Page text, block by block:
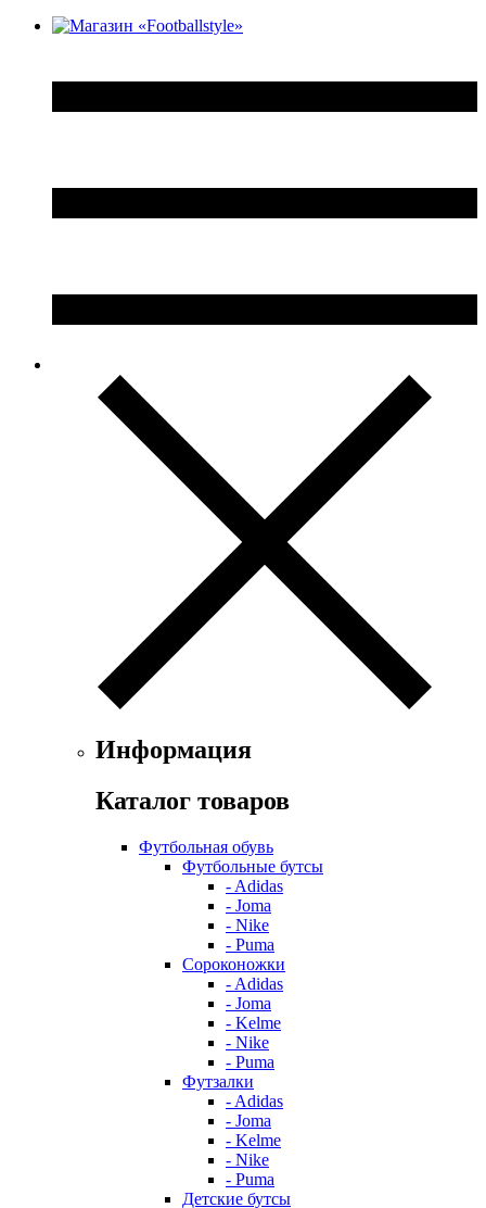
Информация
Каталог товаров
Футбольная обувь
Футбольные бутсы
- Adidas
- Joma
- Nike
- Puma
Сороконожки
- Adidas
- Joma
- Kelme
- Nike
- Puma
Футзалки
- Adidas
- Joma
- Kelme
- Nike
- Puma
Детские бутсы